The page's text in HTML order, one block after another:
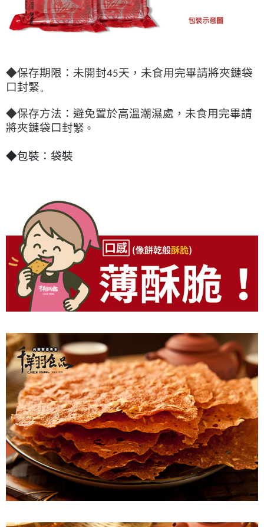
◆保存期限：未開封45天，未食用完畢請將夾鏈袋
口封緊。
◆保存方法：避免置於高溫潮濕處，未食用完畢請
將夾鏈袋口封緊 。
◆包裝：袋裝